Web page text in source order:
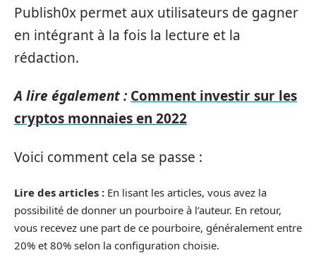
Publish0x permet aux utilisateurs de gagner
en intégrant à la fois la lecture et la
rédaction.
A lire également : Comment investir sur les
cryptos monnaies en 2022
Voici comment cela se passe :
Lire des articles : En lisant les articles, vous avez la
possibilité de donner un pourboire à l’auteur. En retour,
vous recevez une part de ce pourboire, généralement entre
20% et 80% selon la configuration choisie.